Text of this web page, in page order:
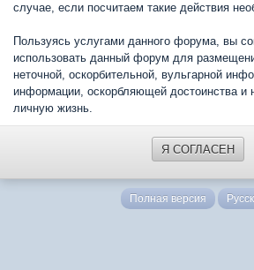
случае, если посчитаем такие действия
Пользуясь услугами данного форума, вы
использовать данный форум для
неточной, оскорбительной, вульгарной
информации, оскорбляющей достоинства
личную жизнь.
Я СОГЛАСЕН
Полная версия